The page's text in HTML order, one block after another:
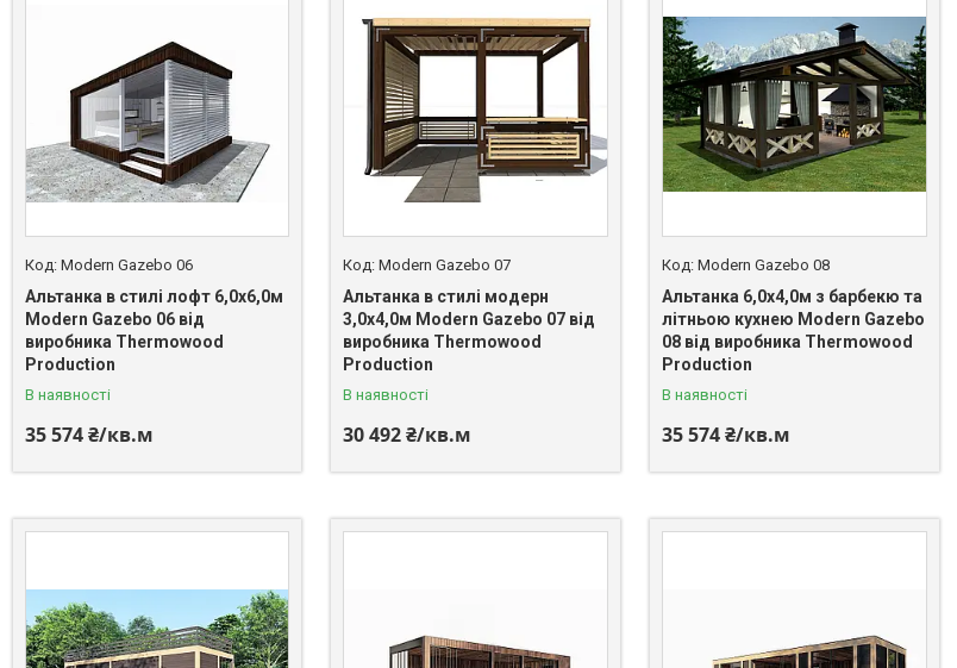
Modern Gazebo 06
Альтанка в стилі лофт 6,0х6,0м
Modern Gazebo 06 від
виробника Thermowood
Production
В наявності
35 574 ₴/кв.м
Modern Gazebo 07
Альтанка в стилі модерн
3,0х4,0м Modern Gazebo 07 від
виробника Thermowood
Production
В наявності
30 492 ₴/кв.м
Modern Gazebo 08
Альтанка 6,0х4,0м з барбекю та
літньою кухнею Modern Gazebo
08 від виробника Thermowood
Production
В наявності
35 574 ₴/кв.м